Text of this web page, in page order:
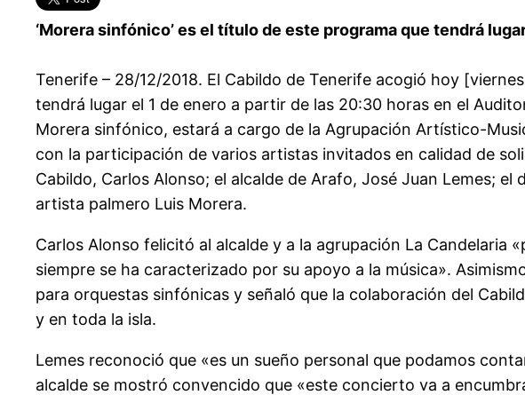
‘Morera sinfónico’ es el título de este programa que tendrá
Tenerife – 28/12/2018. El Cabildo de Tenerife acogió hoy
tendrá lugar el 1 de enero a partir de las 20:30 horas en el
Morera sinfónico, estará a cargo de la Agrupación Artístico-
con la participación de varios artistas invitados en calidad de
Cabildo, Carlos Alonso; el alcalde de Arafo, José Juan Lemes;
artista palmero Luis Morera.
Carlos Alonso felicitó al alcalde y a la agrupación La
siempre se ha caracterizado por su apoyo a la música».
para orquestas sinfónicas y señaló que la colaboración del
y en toda la isla.
Lemes reconoció que «es un sueño personal que podamos
alcalde se mostró convencido que «este concierto va a